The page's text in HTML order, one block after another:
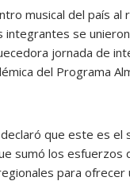
musical del país al
se
jornada de
del Programa
que este es
sumó los
para